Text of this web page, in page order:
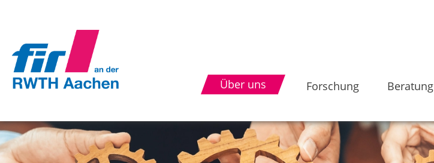
Über uns Forschung Beratung